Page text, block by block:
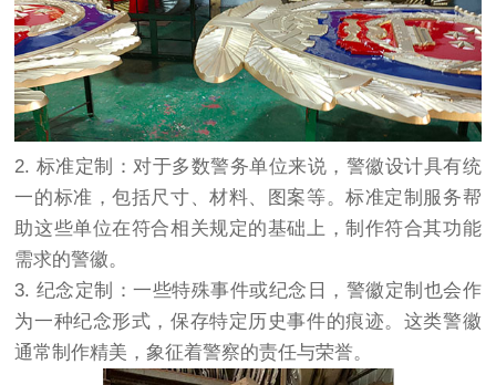
2. 标准定制：对于多数警务单位来说，警徽设计具有统
一的标准，包括尺寸、材料、图案等。标准定制服务帮
助这些单位在符合相关规定的基础上，制作符合其功能
需求的警徽。
3. 纪念定制：一些特殊事件或纪念日，警徽定制也会作
为一种纪念形式，保存特定历史事件的痕迹。这类警徽
通常制作精美，象征着警察的责任与荣誉。